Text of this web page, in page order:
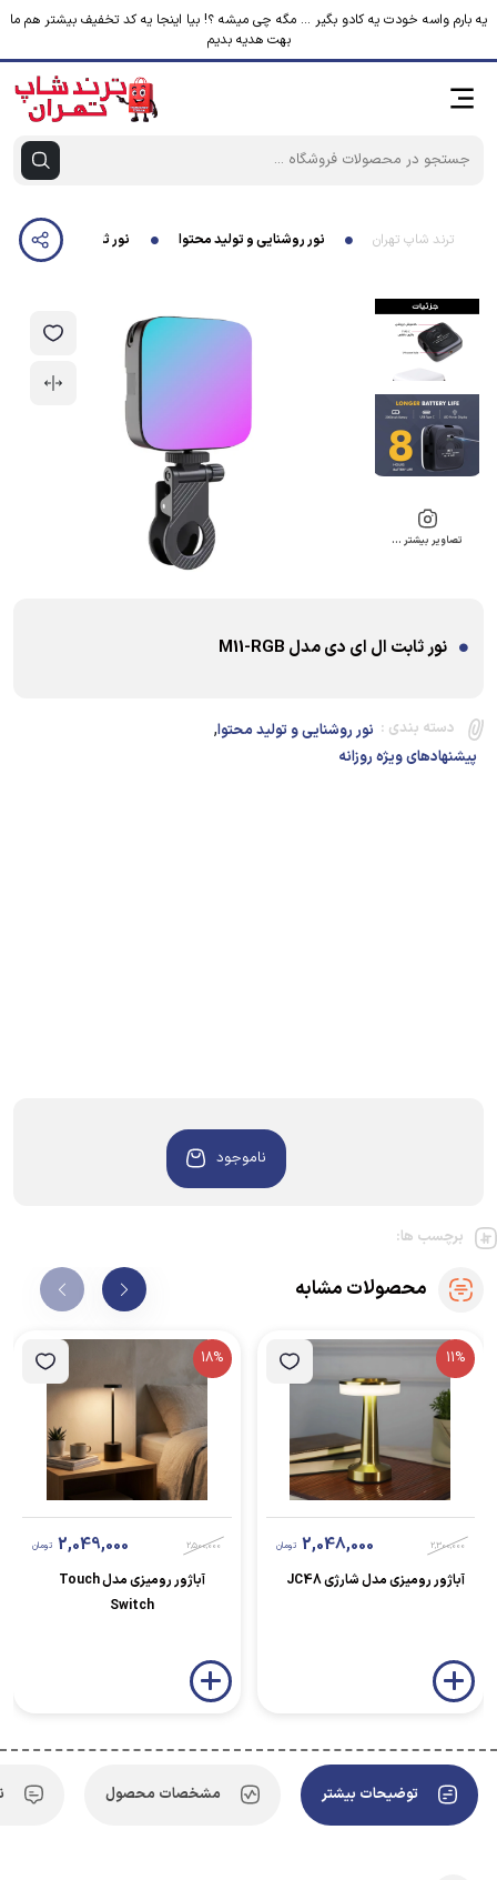
یه بارم واسه خودت یه کادو بگیر ... مگه چی میشه ؟! بیا اینجا یه کد تخفیف بیشتر هم ما
بهت هدیه بدیم
ترند شاپ تهران نور روشنایی و تولید محتوا نور ثابت ال ای دی مدل M11-RGB
تصاویر بیشتر …
نور ثابت ال ای دی مدل M11-RGB
دسته بندی : نور روشنایی و تولید محتوا,
پیشنهادهای ویژه روزانه
ناموجود
برچسب ها:
محصولات مشابه
11%
2,300,000
2,048,000 تومان
آباژور رومیزی مدل شارژی JC48
18%
2,500,000
2,049,000 تومان
آباژور رومیزی مدل Touch
Switch
توضیحات بیشتر مشخصات محصول